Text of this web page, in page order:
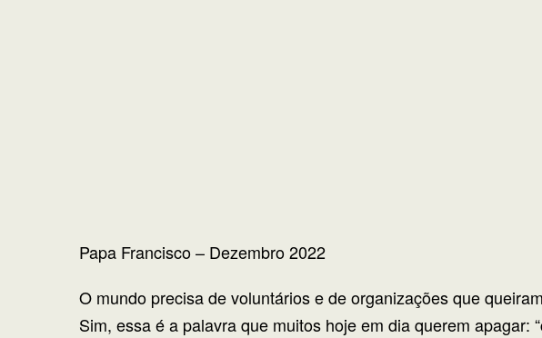
Papa Francisco – Dezembro 2022
O mundo precisa de voluntários e de organizações que
Sim, essa é a palavra que muitos hoje em dia querem apagar: